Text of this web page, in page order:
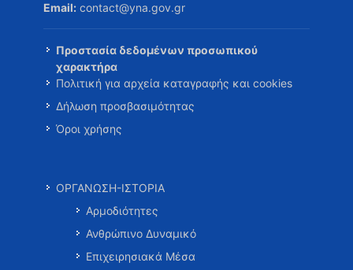
Email: contact@yna.gov.gr
Προστασία δεδομένων προσωπικού
χαρακτήρα
Πολιτική για αρχεία καταγραφής και cookies
Δήλωση προσβασιμότητας
Όροι χρήσης
ΟΡΓΑΝΩΣΗ-ΙΣΤΟΡΙΑ
Αρμοδιότητες
Ανθρώπινο Δυναμικό
Επιχειρησιακά Μέσα